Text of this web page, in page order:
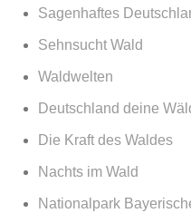
Sagenhaftes
Sehnsucht Wald
Waldwelten
Deutschland deine
Die Kraft des Waldes
Nachts im Wald
Nationalpark